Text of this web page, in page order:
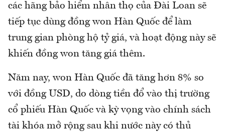
các hãng bảo hiểm nhân thọ của Đài Loan sẽ
tiếp tục dùng đồng won Hàn Quốc để làm
trung gian phòng hộ tỷ giá, và hoạt động này sẽ
khiến đồng won tăng giá thêm.
Năm nay, won Hàn Quốc đã tăng hơn 8% so
với đồng USD, do dòng tiền đổ vào thị trường
cổ phiếu Hàn Quốc và kỳ vọng vào chính sách
tài khóa mở rộng sau khi nước này có thủ